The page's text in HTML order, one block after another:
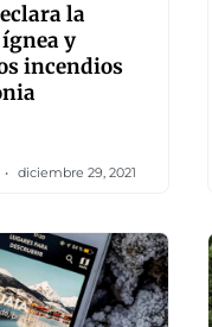
la
y
incendios
diciembre 29, 2021